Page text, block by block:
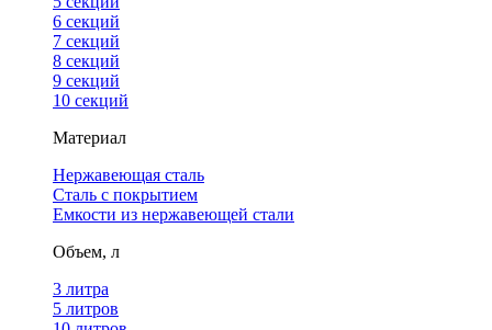
6 секций
7 секций
8 секций
9 секций
10 секций
Материал
Нержавеющая сталь
Сталь с покрытием
Емкости из нержавеющей стали
Объем, л
3 литра
5 литров